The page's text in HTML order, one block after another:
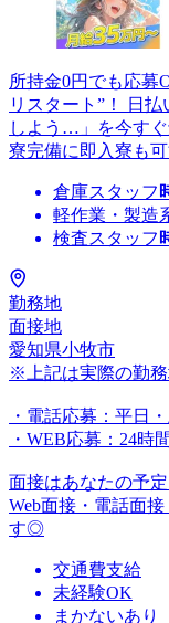
所持金0円でも応募
リスタート”！ 日
しよう…」を今す
寮完備に即入寮も
倉庫スタッフ
軽作業・製造
検査スタッフ
勤務地
面接地
愛知県小牧市
※上記は実際の勤
・電話応募：平日
・WEB応募：24時
面接はあなたの予
Web面接・電話面
す◎
交通費支給
未経験OK
まかないあり